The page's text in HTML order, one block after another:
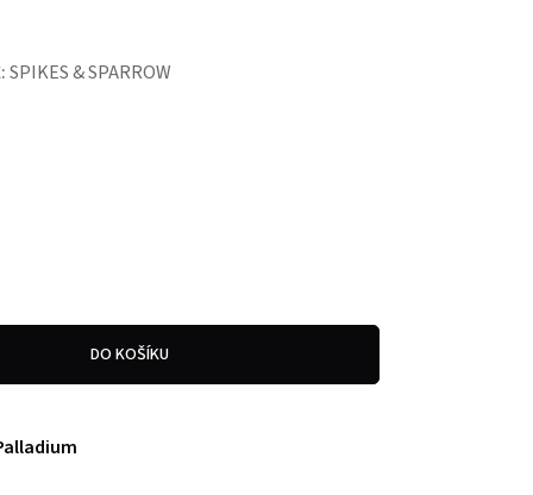
SPIKES & SPARROW
DO KOŠÍKU